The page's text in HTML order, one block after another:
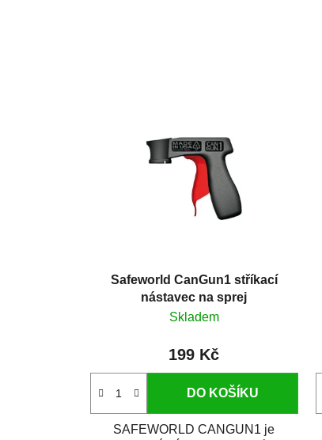
Safeworld CanGun1 stříkací
nástavec na sprej
Skladem
199 Kč
DO KOŠÍKU
SAFEWORLD CANGUN1 je